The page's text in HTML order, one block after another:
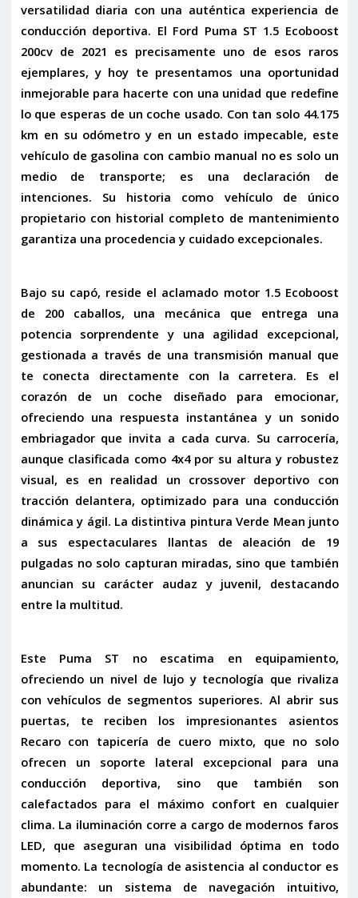
versatilidad diaria con una auténtica experiencia de
conducción deportiva. El Ford Puma ST 1.5 Ecoboost
200cv de 2021 es precisamente uno de esos raros
ejemplares, y hoy te presentamos una oportunidad
inmejorable para hacerte con una unidad que redefine
lo que esperas de un coche usado. Con tan solo 44.175
km en su odómetro y en un estado impecable, este
vehículo de gasolina con cambio manual no es solo un
medio de transporte; es una declaración de
intenciones. Su historia como vehículo de único
propietario con historial completo de mantenimiento
garantiza una procedencia y cuidado excepcionales.
Bajo su capó, reside el aclamado motor 1.5 Ecoboost
de 200 caballos, una mecánica que entrega una
potencia sorprendente y una agilidad excepcional,
gestionada a través de una transmisión manual que
te conecta directamente con la carretera. Es el
corazón de un coche diseñado para emocionar,
ofreciendo una respuesta instantánea y un sonido
embriagador que invita a cada curva. Su carrocería,
aunque clasificada como 4x4 por su altura y robustez
visual, es en realidad un crossover deportivo con
tracción delantera, optimizado para una conducción
dinámica y ágil. La distintiva pinturaVerde Mean junto
a sus espectaculares llantas de aleación de 19
pulgadas no solo capturan miradas, sino que también
anuncian su carácter audaz y juvenil, destacando
entre la multitud.
Este Puma ST no escatima en equipamiento,
ofreciendo un nivel de lujo y tecnología que rivaliza
con vehículos de segmentos superiores. Al abrir sus
puertas, te reciben los impresionantes asientos
Recaro con tapicería de cuero mixto, que no solo
ofrecen un soporte lateral excepcional para una
conducción deportiva, sino que también son
calefactados para el máximo confort en cualquier
clima. La iluminación corre a cargo de modernos faros
LED, que aseguran una visibilidad óptima en todo
momento. La tecnología de asistencia al conductor es
abundante: un sistema de navegación intuitivo,